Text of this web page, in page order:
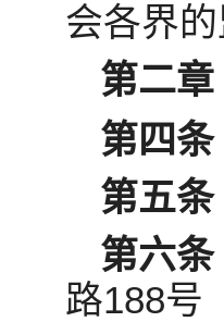
会各界的
第二
第四条
第五条
第六条
路188号